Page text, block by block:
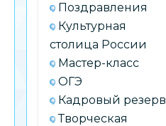
Поздравления
Культурная
столица России
Мастер-класс
ОГЭ
Кадровый резерв
Творческая